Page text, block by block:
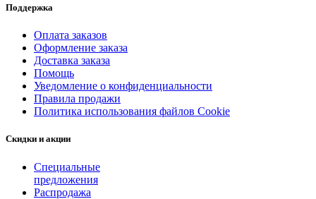
Поддержка
Оплата заказов
Оформление заказа
Доставка заказа
Помощь
Уведомление о конфиденциальности
Правила продажи
Политика использования файлов Cookie
Скидки и акции
Специальные
предложения
Распродажа